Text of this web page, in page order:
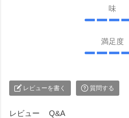
味
満足度
レビューを書く 質問する
レビュー Q&A